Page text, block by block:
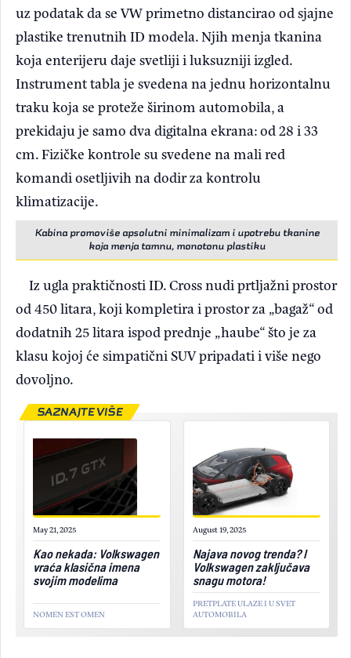
uz podatak da se VW primetno distancirao od sjajne
plastike trenutnih ID modela. Njih menja tkanina
koja enterijeru daje svetliji i luksuzniji izgled.
Instrument tabla je svedena na jednu horizontalnu
traku koja se proteže širinom automobila, a
prekidaju je samo dva digitalna ekrana: od 28 i 33
cm. Fizičke kontrole su svedene na mali red
komandi osetljivih na dodir za kontrolu
klimatizacije.
Kabina promoviše apsolutni minimalizam i upotrebu tkanine
koja menja tamnu, monotonu plastiku
Iz ugla praktičnosti ID. Cross nudi prtljažni prostor
od 450 litara, koji kompletira i prostor za „bagaž“ od
dodatnih 25 litara ispod prednje „haube“ što je za
klasu kojoj će simpatični SUV pripadati i više nego
dovoljno.
May 21, 2025
Kao nekada: Volkswagen
vraća klasična imena
svojim modelima
NOMEN EST OMEN
August 19, 2025
Najava novog trenda? I
Volkswagen zaključava
snagu motora!
PRETPLATE ULAZE I U SVET
AUTOMOBILA
SAZNAJTE VIŠE